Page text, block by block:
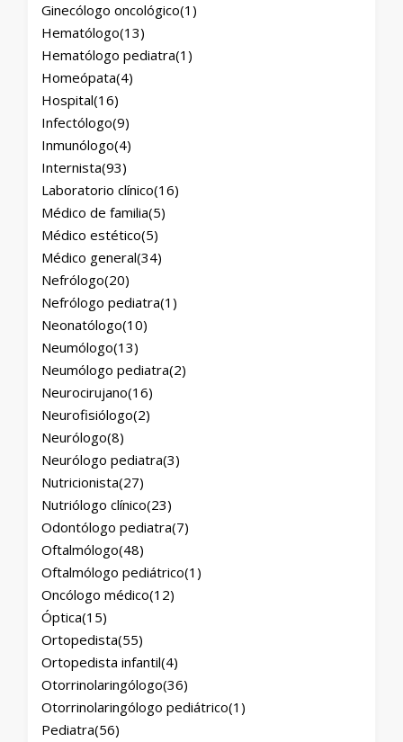
Ginecólogo oncológico(1)
Hematólogo(13)
Hematólogo pediatra(1)
Homeópata(4)
Hospital(16)
Infectólogo(9)
Inmunólogo(4)
Internista(93)
Laboratorio clínico(16)
Médico de familia(5)
Médico estético(5)
Médico general(34)
Nefrólogo(20)
Nefrólogo pediatra(1)
Neonatólogo(10)
Neumólogo(13)
Neumólogo pediatra(2)
Neurocirujano(16)
Neurofisiólogo(2)
Neurólogo(8)
Neurólogo pediatra(3)
Nutricionista(27)
Nutriólogo clínico(23)
Odontólogo pediatra(7)
Oftalmólogo(48)
Oftalmólogo pediátrico(1)
Oncólogo médico(12)
Óptica(15)
Ortopedista(55)
Ortopedista infantil(4)
Otorrinolaringólogo(36)
Otorrinolaringólogo pediátrico(1)
Pediatra(56)